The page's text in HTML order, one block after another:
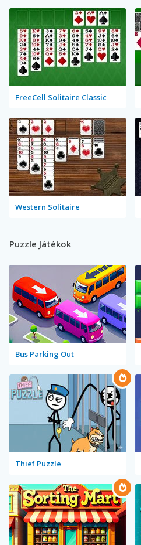
FreeCell Solitaire Classic
Western Solitaire
Puzzle Játékok
Bus Parking Out
Thief Puzzle